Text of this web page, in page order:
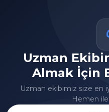
Uzman
Almak İçin
Uzman ekibimiz size en
Hemen